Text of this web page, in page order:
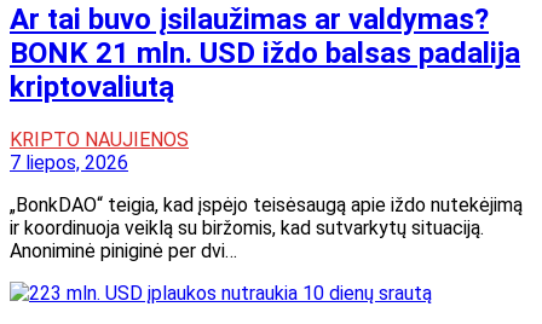
Ar tai buvo įsilaužimas ar valdymas?
BONK 21 mln. USD iždo balsas padalija
kriptovaliutą
KRIPTO NAUJIENOS
7 liepos, 2026
„BonkDAO“ teigia, kad įspėjo teisėsaugą apie iždo nutekėjimą
ir koordinuoja veiklą su biržomis, kad sutvarkytų situaciją.
Anoniminė piniginė per dvi…